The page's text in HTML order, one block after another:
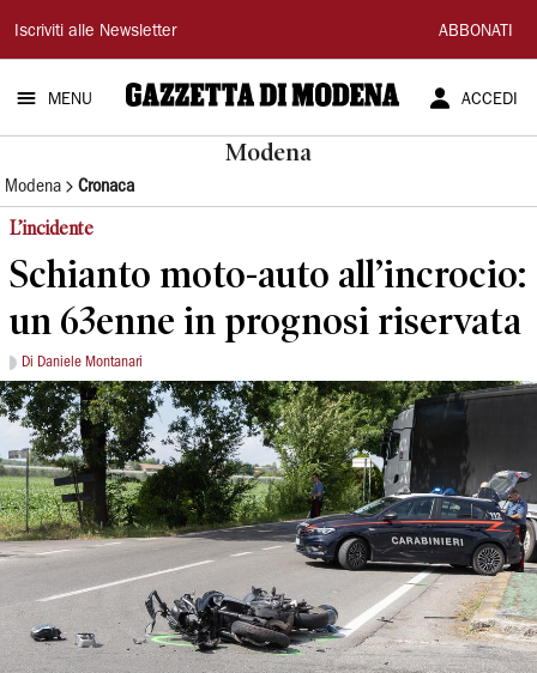
Gazzetta
di
Modena
Iscriviti alle Newsletter ABBONATI
MENU ACCEDI
Modena
Modena Cronaca
L’incidente
Schianto moto-auto all’incrocio:
un 63enne in prognosi riservata
Di Daniele Montanari